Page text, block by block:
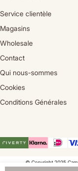
Service clientèle
Magasins
Wholesale
Contact
Qui nous-sommes
Cookies
Conditions Générales
© Copyright 2025